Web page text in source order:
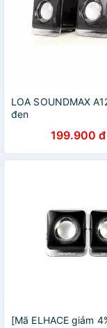
LOA SOUNDMAX
đen
199.900 đ
[Mã ELHACE giảm